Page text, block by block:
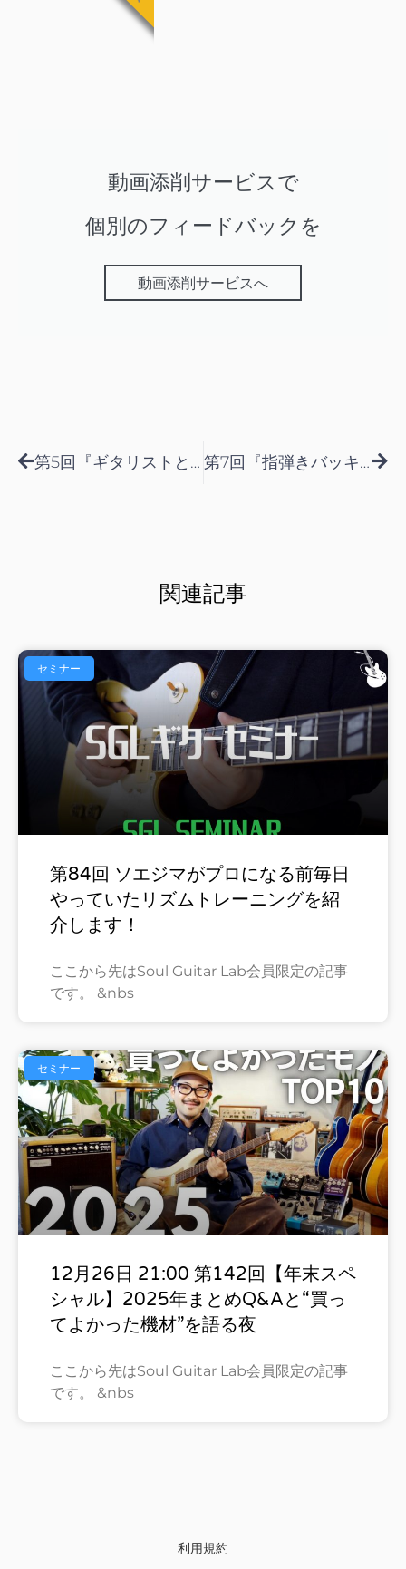
動画添削サービスで
個別のフィードバックを
動画添削サービスへ
第5回『ギタリストとコードドーン』 第7回『指弾きバッキング基礎』
関連記事
セミナー
第84回 ソエジマがプロになる前毎日
やっていたリズムトレーニングを紹
介します！
ここから先はSoul Guitar Lab会員限定の記事
です。 &nbs
セミナー
12月26日 21:00 第142回【年末スペ
シャル】2025年まとめQ&Aと“買っ
てよかった機材”を語る夜
ここから先はSoul Guitar Lab会員限定の記事
です。 &nbs
利用規約